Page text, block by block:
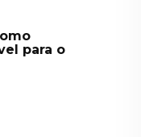
para o